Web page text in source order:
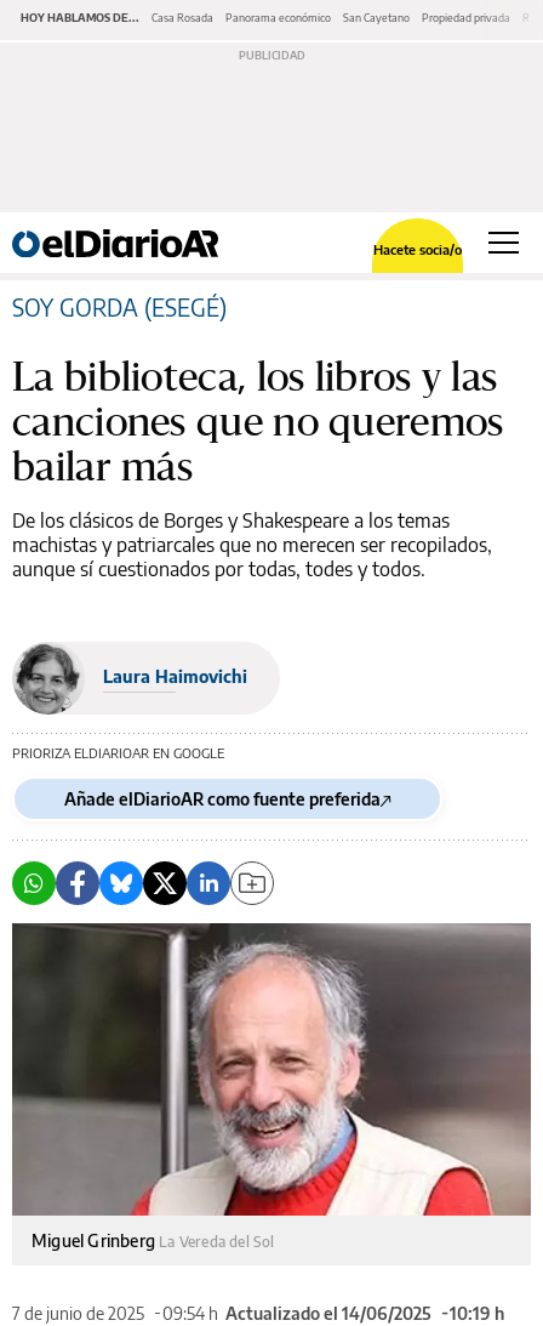
HOY HABLAMOS DE... Casa Rosada Panorama económico San Cayetano Propiedad privada
Hacete socia/o
SOY GORDA (ESEGÉ)
La biblioteca, los libros y las
canciones que no queremos
bailar más
De los clásicos de Borges y Shakespeare a los temas
machistas y patriarcales que no merecen ser recopilados,
aunque sí cuestionados por todas, todes y todos.
Laura Haimovichi
PRIORIZA ELDIARIOAR EN GOOGLE
Añade elDiarioAR como fuente preferida
Miguel Grinberg La Vereda del Sol
7 de junio de 2025 09:54 h Actualizado el 14/06/2025
10:19 h